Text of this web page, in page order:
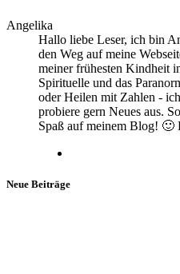
Angelika
Hallo liebe Leser, ich bin
den Weg auf meine
meiner frühesten Kindheit
Spirituelle und das
oder Heilen mit Zahlen -
probiere gern Neues aus.
Spaß auf meinem Blog!
Neue Beiträge